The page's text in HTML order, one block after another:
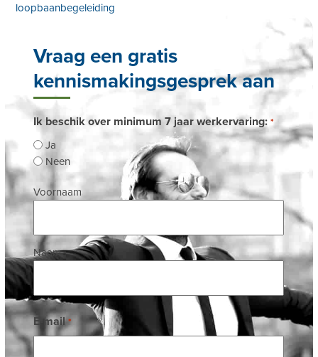
loopbaanbegeleiding
Vraag een gratis
kennismakingsgesprek aan
Ik beschik over minimum 7 jaar werkervaring: *
Ja
Neen
Naam
Voornaam
Naam
E-mail *